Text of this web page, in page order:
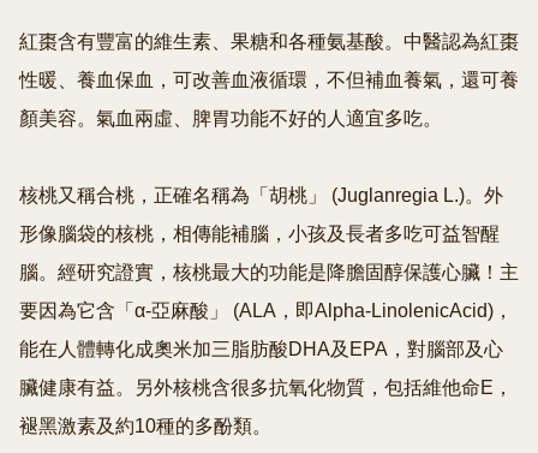
紅棗含有豐富的維生素、果糖和各種氨基酸。中醫認為紅棗
性暖、養血保血，可改善血液循環，不但補血養氣，還可養
顏美容。氣血兩虛、脾胃功能不好的人適宜多吃。
核桃又稱合桃，正確名稱為「胡桃」 (Juglanregia L.)。外
形像腦袋的核桃，相傳能補腦，小孩及長者多吃可益智醒
腦。經研究證實，核桃最大的功能是降膽固醇保護心臟！主
要因為它含「α-亞麻酸」 (ALA，即Alpha-LinolenicAcid)，
能在人體轉化成奧米加三脂肪酸DHA及EPA，對腦部及心
臟健康有益。另外核桃含很多抗氧化物質，包括維他命E，
褪黑激素及約10種的多酚類。